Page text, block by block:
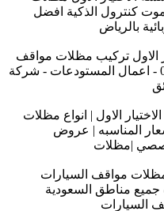
كنترول الذكية افضل
بالرياض
الاول تركيب مظلات مواقف
سيارات بالرياض - 0500559613 - اعمال المستودعات - شركة
الاول | انواع مظلات
المناسبه | عروض
|مظلات
مظلات مواقف السيارات
مناطق السعودية
السيارات